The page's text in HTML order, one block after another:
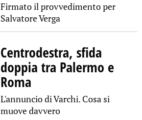
Firmato il provvedimento per
Salvatore Verga
Centrodestra, sfida
doppia tra Palermo e
Roma
L'annuncio di Varchi. Cosa si
muove davvero